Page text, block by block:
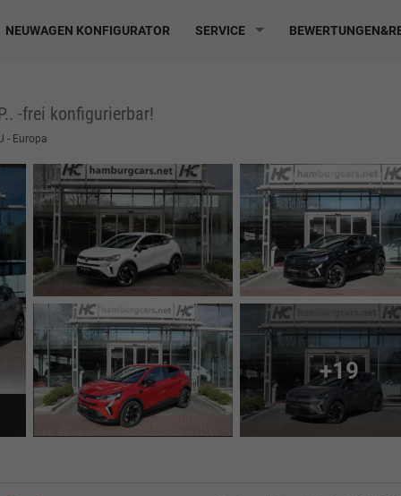
NEUWAGEN KONFIGURATOR SERVICE
-frei konfigurierbar!
- Europa
+19